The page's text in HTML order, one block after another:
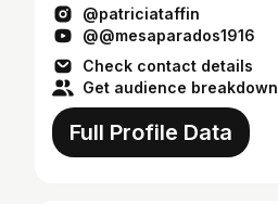
@patriciataffin
@@mesaparados1916
Check contact details
Get audience breakdown
Full Profile Data